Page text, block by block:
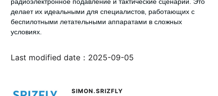
делает их идеальными для специалистов, работающих с
беспилотными летательными аппаратами в сложных
условиях.
Last modified date：2025-09-05
SIMON.SRIZFLY